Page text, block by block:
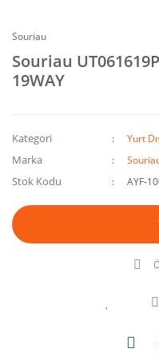
Souriau
Souriau
19WAY
Kategori Yurt
Marka
Stok Kodu AYF-